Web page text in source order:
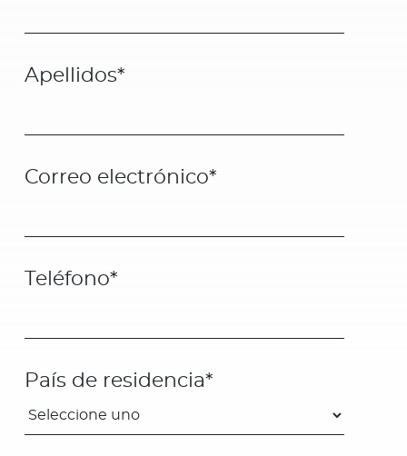
Apellidos*
Correo electrónico*
Teléfono*
País de residencia*